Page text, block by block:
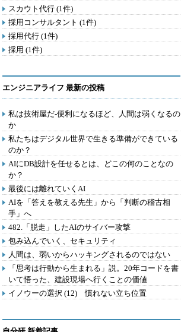
スカウト代行 (1件)
採用コンサルタント (1件)
採用代行 (1件)
採用 (1件)
エンジニアライフ 最新の投稿
私は技術屋だ-便利になるほど、人間は弱くなるの
か
私たちはデジタル世界で生きる準備ができている
のか？
AIにDB設計を任せるとは、どこの何のことなの
か？
最後には離れていくAI
AIを「答えを教える先生」から「判断の稽古相
手」へ
482.「脱走」したAIのサイバー攻撃
包み込んでいく、セキュリティ
人間は、弱いからハッキングされるのではない
「思考は行動から生まれる」説。20年コードを書
いて悟った、建設現場へ行くことの価値
イノウーの選択 (12) 慣れない立ち位置